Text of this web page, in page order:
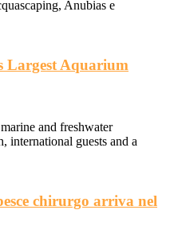
Anubias e
Largest Aquarium
and freshwater
international guests and a
chirurgo arriva nel